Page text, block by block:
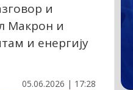
и
Макрон и
и енергију
05.06.2026 | 17:28